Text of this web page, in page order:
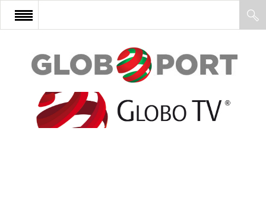
FŐOLDAL
AFRIKA